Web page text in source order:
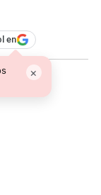
en
×